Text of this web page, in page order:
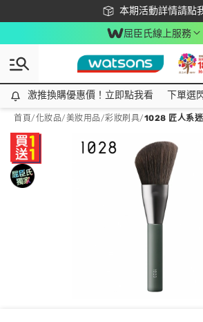
本期活動詳情請點
下載app最高回饋
屈臣氏線上服務
激推換購優惠價！立即點我看
激推換購優惠價！立即點我看 下單選
首頁/化妝品/美妝用品/彩妝刷具/1028 匠人系